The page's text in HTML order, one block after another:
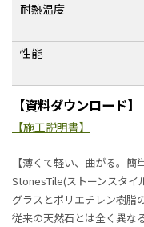
耐熱温度
性能
【資料ダウンロード】
【施工説明書】
【薄くて軽い、曲がる。簡
StonesTile(ストーンスタイ
グラスとポリエチレン樹脂
従来の天然石とは全く異な